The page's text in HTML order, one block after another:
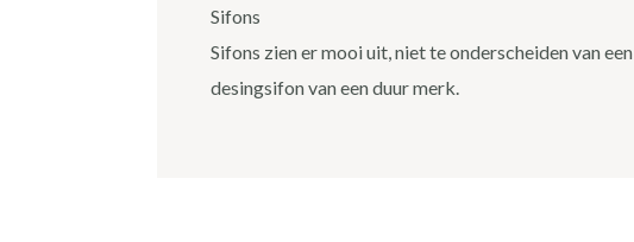
Sifons
Sifons zien er mooi uit, niet te onderscheiden van een
desingsifon van een duur merk.